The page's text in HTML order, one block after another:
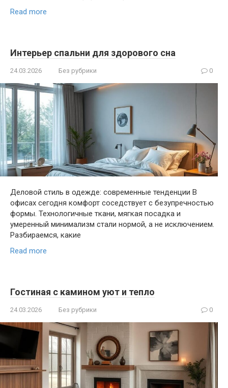
Read more
Интерьер спальни для здорового сна
24.03.2026 Без рубрики 0
Деловой стиль в одежде: современные тенденции В
офисах сегодня комфорт соседствует с безупречностью
формы. Технологичные ткани, мягкая посадка и
умеренный минимализм стали нормой, а не исключением.
Разбираемся, какие
Read more
Гостиная с камином уют и тепло
24.03.2026 Без рубрики 0